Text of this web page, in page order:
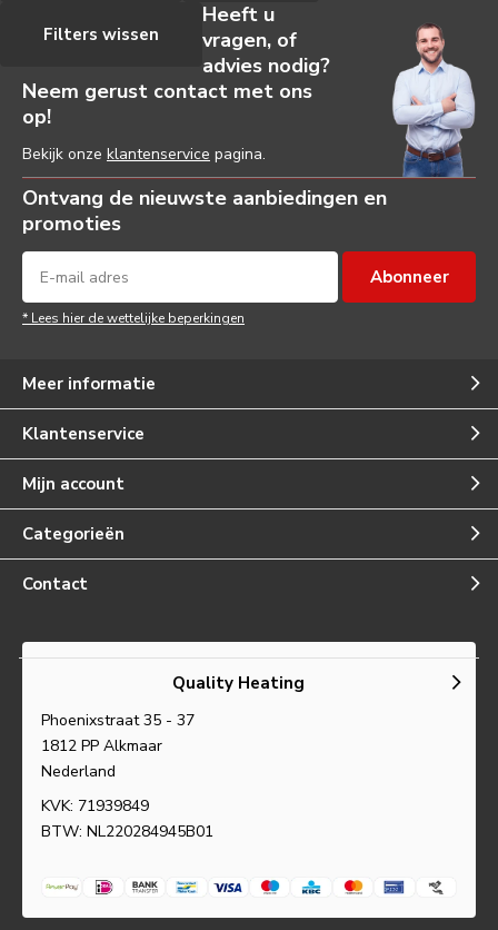
Filters wissen
Heeft u
vragen, of
advies nodig?
Neem gerust contact met ons
op!
Bekijk onze klantenservice pagina.
Ontvang de nieuwste aanbiedingen en
promoties
Abonneer
* Lees hier de wettelijke beperkingen
Meer informatie
Klantenservice
Mijn account
Categorieën
Contact
Quality Heating
Phoenixstraat 35 - 37
1812 PP Alkmaar
Nederland
KVK: 71939849
BTW: NL220284945B01